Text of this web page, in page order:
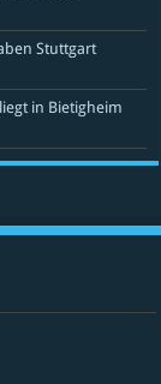
Stuttgart
in Bietigheim